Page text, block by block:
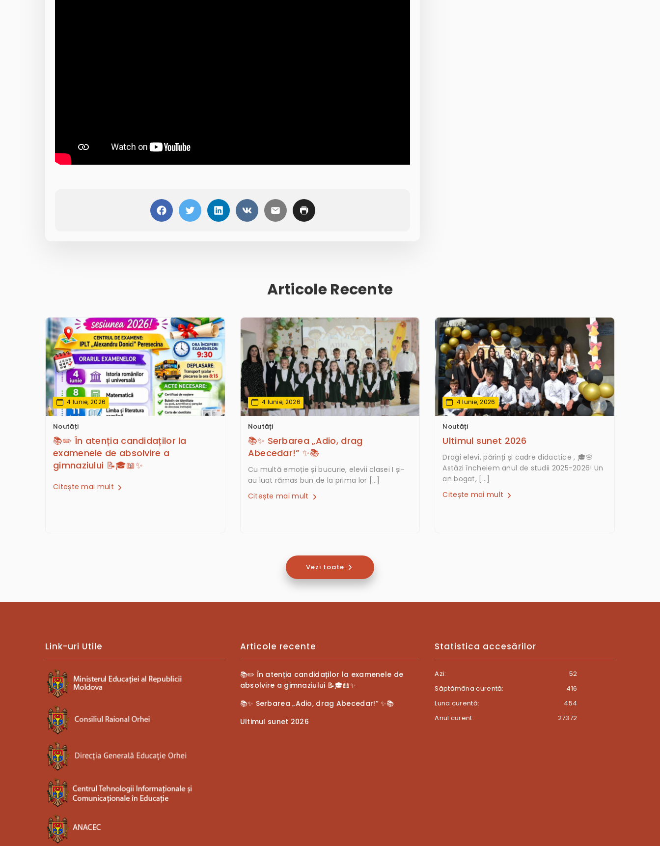
Articole Recente
4 Iunie, 2026
Noutăți
📚✏️ În atenția candidaților la
examenele de absolvire a
gimnaziului 📝🎓📖✨
Citește mai mult
4 Iunie, 2026
Noutăți
📚✨ Serbarea „Adio, drag
Abecedar!” ✨📚
Cu multă emoție și bucurie, elevii clasei I și-
au luat rămas bun de la prima lor […]
Citește mai mult
4 Iunie, 2026
Noutăți
Ultimul sunet 2026
Dragi elevi, părinți și cadre didactice , 🎓🌸
Astăzi încheiem anul de studii 2025-2026! Un
an bogat, […]
Citește mai mult
Vezi toate
Link-uri Utile Articole recente
📚✏️ În atenția candidaților la examenele de
absolvire a gimnaziului 📝🎓📖✨
📚✨ Serbarea „Adio, drag Abecedar!” ✨📚
Ultimul sunet 2026
Statistica accesărilor
Azi:
52
Săptămâna curentă:
416
Luna curentă:
454
Anul curent:
27372